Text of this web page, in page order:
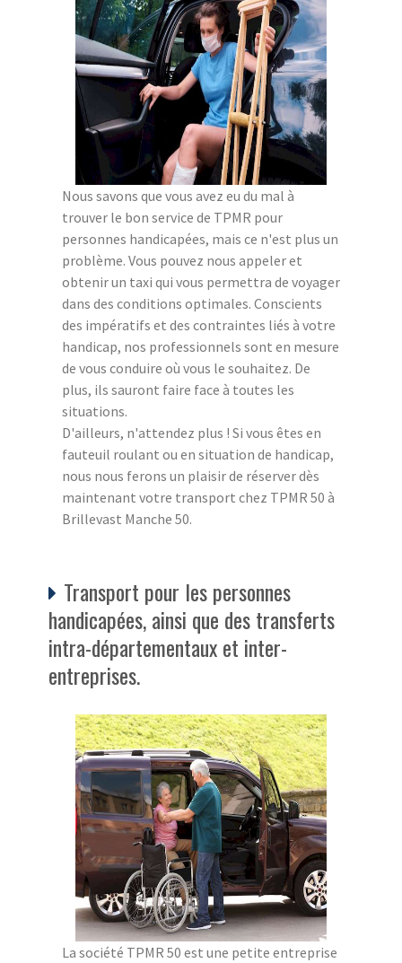
Nous savons que vous avez eu du mal à
trouver le bon service de TPMR pour
personnes handicapées, mais ce n'est plus un
problème. Vous pouvez nous appeler et
obtenir un taxi qui vous permettra de voyager
dans des conditions optimales. Conscients
des impératifs et des contraintes liés à votre
handicap, nos professionnels sont en mesure
de vous conduire où vous le souhaitez. De
plus, ils sauront faire face à toutes les
situations.
D'ailleurs, n'attendez plus ! Si vous êtes en
fauteuil roulant ou en situation de handicap,
nous nous ferons un plaisir de réserver dès
maintenant votre transport chez TPMR 50 à
Brillevast Manche 50.
Transport pour les personnes
handicapées, ainsi que des transferts
intra-départementaux et inter-
entreprises.
La société TPMR 50 est une petite entreprise